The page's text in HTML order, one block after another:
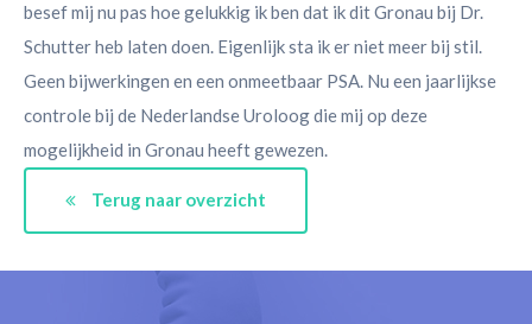
besef mij nu pas hoe gelukkig ik ben dat ik dit Gronau bij Dr.
Schutter heb laten doen. Eigenlijk sta ik er niet meer bij stil.
Geen bijwerkingen en een onmeetbaar PSA. Nu een jaarlijkse
controle bij de Nederlandse Uroloog die mij op deze
mogelijkheid in Gronau heeft gewezen.
Terug naar overzicht